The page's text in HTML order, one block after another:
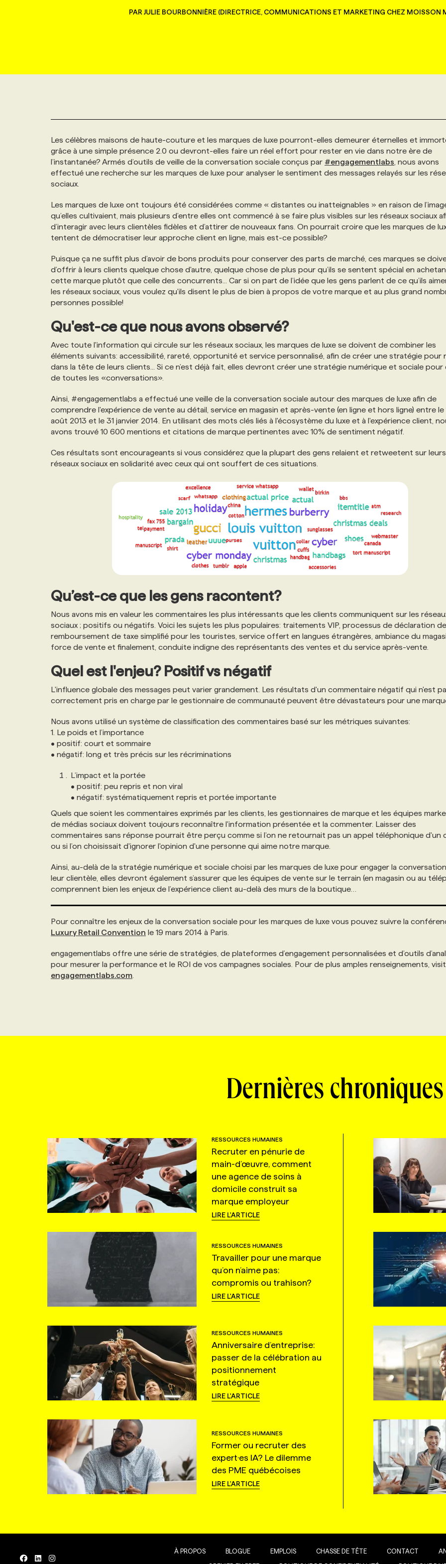
PRIX ET DISTINCTIONS
TENDANCES
RESSOURCES HUMAINES
GEO/SEO
ÉVÉNEMENTIEL
NOS AUTEUR‧RICES
FAQ
ANNONCEZ AVEC NOUS
FORMATIONS PERSONNALISÉES
NOS FORMATEUR‧RICES
POURQUOI CHOISIR NOS FORMATIONS
NOS TARIFS
PROGRAMMES DE SUBVENTIONS
ANNONCEZ AVEC NOUS
NOS TARIFS
NOS EXPERTISES
ANNONCEZ AVEC NOUS
PAR JULIE BOURBONNIÈRE (DIRECTRICE, COMMUNICATIONS ET MARKETING CHEZ MOISSON
Les célèbres maisons de haute-couture et les marques de luxe pourront-elles demeurer éternelles et
grâce à une simple présence 2.0 ou devront-elles faire un réel effort pour rester en vie dans notre ère de
l’instantanée? Armés d’outils de veille de la conversation sociale conçus par #engagementlabs , nous avons
effectué une recherche sur les marques de luxe pour analyser le sentiment des messages relayés sur les
sociaux.
Les marques de luxe ont toujours été considérées comme « distantes ou inatteignables » en raison de
qu’elles cultivaient, mais plusieurs d’entre elles ont commencé à se faire plus visibles sur les réseaux sociaux
d’interagir avec leurs clientèles fidèles et d’attirer de nouveaux fans. On pourrait croire que les marques de
tentent de démocratiser leur approche client en ligne, mais est-ce possible?
Puisque ça ne suffit plus d’avoir de bons produits pour conserver des parts de marché, ces marques se
d’offrir à leurs clients quelque chose d'autre, quelque chose de plus pour qu’ils se sentent spécial en
cette marque plutôt que celle des concurrents... Car si on part de l’idée que les gens parlent de ce qu’ils
les réseaux sociaux, vous voulez qu'ils disent le plus de bien à propos de votre marque et au plus grand
personnes possible!
Qu'est-ce que nous avons observé?
Avec toute l'information qui circule sur les réseaux sociaux, les marques de luxe se doivent de combiner les
éléments suivants: accessibilité, rareté, opportunité et service personnalisé, afin de créer une stratégie pour
dans la tête de leurs clients... Si ce n’est déjà fait, elles devront créer une stratégie numérique et sociale pour
de toutes les «conversations».
Ainsi, #engagementlabs a effectué une veille de la conversation sociale autour des marques de luxe afin de
comprendre l'expérience de vente au détail, service en magasin et après-vente (en ligne et hors ligne) entre le
août 2013 et le 31 janvier 2014. En utilisant des mots clés liés à l'écosystème du luxe et à l'expérience client,
avons trouvé 10 600 mentions et citations de marque pertinentes avec 10% de sentiment négatif.
Ces résultats sont encourageants si vous considérez que la plupart des gens relaient et retweetent sur leurs
réseaux sociaux en solidarité avec ceux qui ont souffert de ces situations.
Qu’est-ce que les gens racontent?
Nous avons mis en valeur les commentaires les plus intéressants que les clients communiquent sur les
sociaux ; positifs ou négatifs. Voici les sujets les plus populaires: traitements VIP, processus de déclaration de
remboursement de taxe simplifié pour les touristes, service offert en langues étrangères, ambiance du
force de vente et finalement, conduite indigne des représentants des ventes et du service après-vente.
Quel est l'enjeu? Positif vs négatif
L'influence globale des messages peut varier grandement. Les résultats d'un commentaire négatif qui n'est
correctement pris en charge par le gestionnaire de communauté peuvent être dévastateurs pour une
Nous avons utilisé un système de classification des commentaires basé sur les métriques suivantes:
1. Le poids et l’importance
• positif: court et sommaire
• négatif: long et très précis sur les récriminations
L’impact et la portée
• positif: peu repris et non viral
• négatif: systématiquement repris et portée importante
Quels que soient les commentaires exprimés par les clients, les gestionnaires de marque et les équipes
de médias sociaux doivent toujours reconnaître l'information présentée et la commenter. Laisser des
commentaires sans réponse pourrait être perçu comme si l’on ne retournait pas un appel téléphonique d'un
ou si l’on choisissait d'ignorer l'opinion d'une personne qui aime notre marque.
Ainsi, au-delà de la stratégie numérique et sociale choisi par les marques de luxe pour engager la
leur clientèle, elles devront également s’assurer que les équipes de vente sur le terrain (en magasin ou au
comprennent bien les enjeux de l’expérience client au-delà des murs de la boutique…
Pour connaître les enjeux de la conversation sociale pour les marques de luxe vous pouvez suivre la
Luxury Retail Convention le 19 mars 2014 à Paris.
engagementlabs offre une série de stratégies, de plateformes d’engagement personnalisées et d’outils
pour mesurer la performance et le ROI de vos campagnes sociales. Pour de plus amples renseignements,
engagementlabs.com
Dernières chroniques
RESSOURCES HUMAINES
Recruter en pénurie de
main-d’œuvre, comment
une agence de soins à
domicile construit sa
marque employeur
LIRE L'ARTICLE
RESSOURCES HUMAINES
Travailler pour une marque
qu’on n’aime pas:
compromis ou trahison?
LIRE L'ARTICLE
RESSOURCES HUMAINES
Anniversaire d’entreprise:
passer de la célébration au
positionnement
stratégique
LIRE L'ARTICLE
RESSOURCES HUMAINES
Former ou recruter des
expert·es IA? Le dilemme
des PME québécoises
LIRE L'ARTICLE
À PROPOS BLOGUE EMPLOIS CHASSE DE TÊTE CONTACT